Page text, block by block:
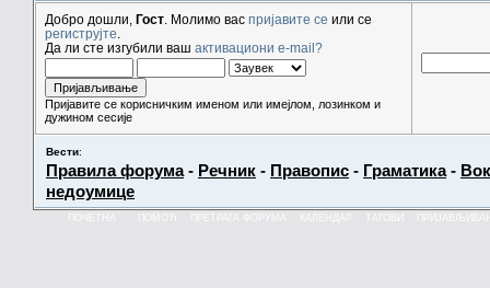
Добро дошли, Гост . Молимо вас пријавите се или се
региструјте
Да ли сте изгубили ваш активациони e-mail?
Пријавите се корисничким именом или имејлом, лозинком и
дужином сесије
Вести:
Правила форума- Речник - Правопис - Граматика-
недоумице
КАЛЕНДАР